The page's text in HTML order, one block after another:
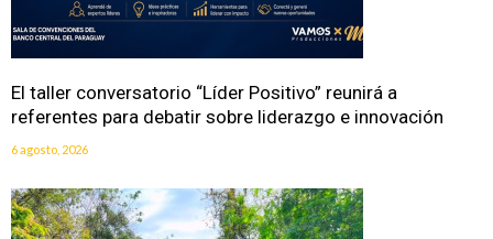
El taller conversatorio “Líder Positivo” reunirá a
referentes para debatir sobre liderazgo e innovación
6 agosto, 2026